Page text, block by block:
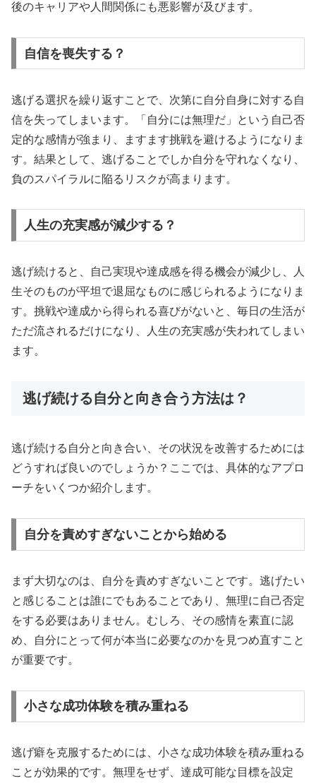
後のキャリアや人間関係にも悪影響が及びます。
自信を喪失する？
逃げる選択を繰り返すことで、次第に自分自身に対する自
信を失ってしまいます。「自分には無理だ」という自己否
定的な感情が強まり、ますます挑戦を避けるようになりま
す。結果として、逃げることでしか自分を守れなくなり、
負のスパイラルに陥るリスクが高まります。
人生の充実感が減少する？
逃げ続けると、自己実現や達成感を得る機会が減少し、人
生そのものが平坦で退屈なものに感じられるようになりま
す。挑戦や達成から得られる喜びがないと、毎日の生活が
ただ流されるだけになり、人生の充実感が失われてしまい
ます。
逃げ続ける自分と向き合う方法は？
逃げ続ける自分と向き合い、その状況を改善するためには
どうすれば良いのでしょうか？ここでは、具体的なアプロ
ーチをいくつか紹介します。
自分を責めすぎないことから始める
まず大切なのは、自分を責めすぎないことです。逃げたい
と感じることは誰にでもあることであり、無理に自己否定
をする必要はありません。むしろ、その感情を素直に認
め、自分にとって何が本当に必要なのかを見つめ直すこと
が重要です。
小さな成功体験を積み重ねる
逃げ癖を克服するためには、小さな成功体験を積み重ねる
ことが効果的です。無理をせず、達成可能な目標を設定